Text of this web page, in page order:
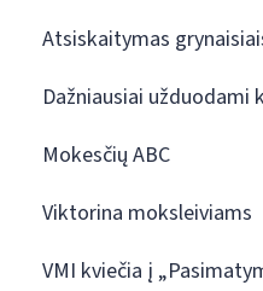
Atsiskaitymas
Dažniausiai užduodami
Mokesčių ABC
Viktorina moksleiviams
VMI kviečia į